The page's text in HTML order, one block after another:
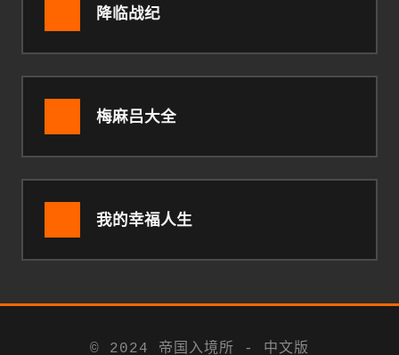
降临战纪
梅麻吕大全
我的幸福人生
© 2024 帝国入境所 - 中文版